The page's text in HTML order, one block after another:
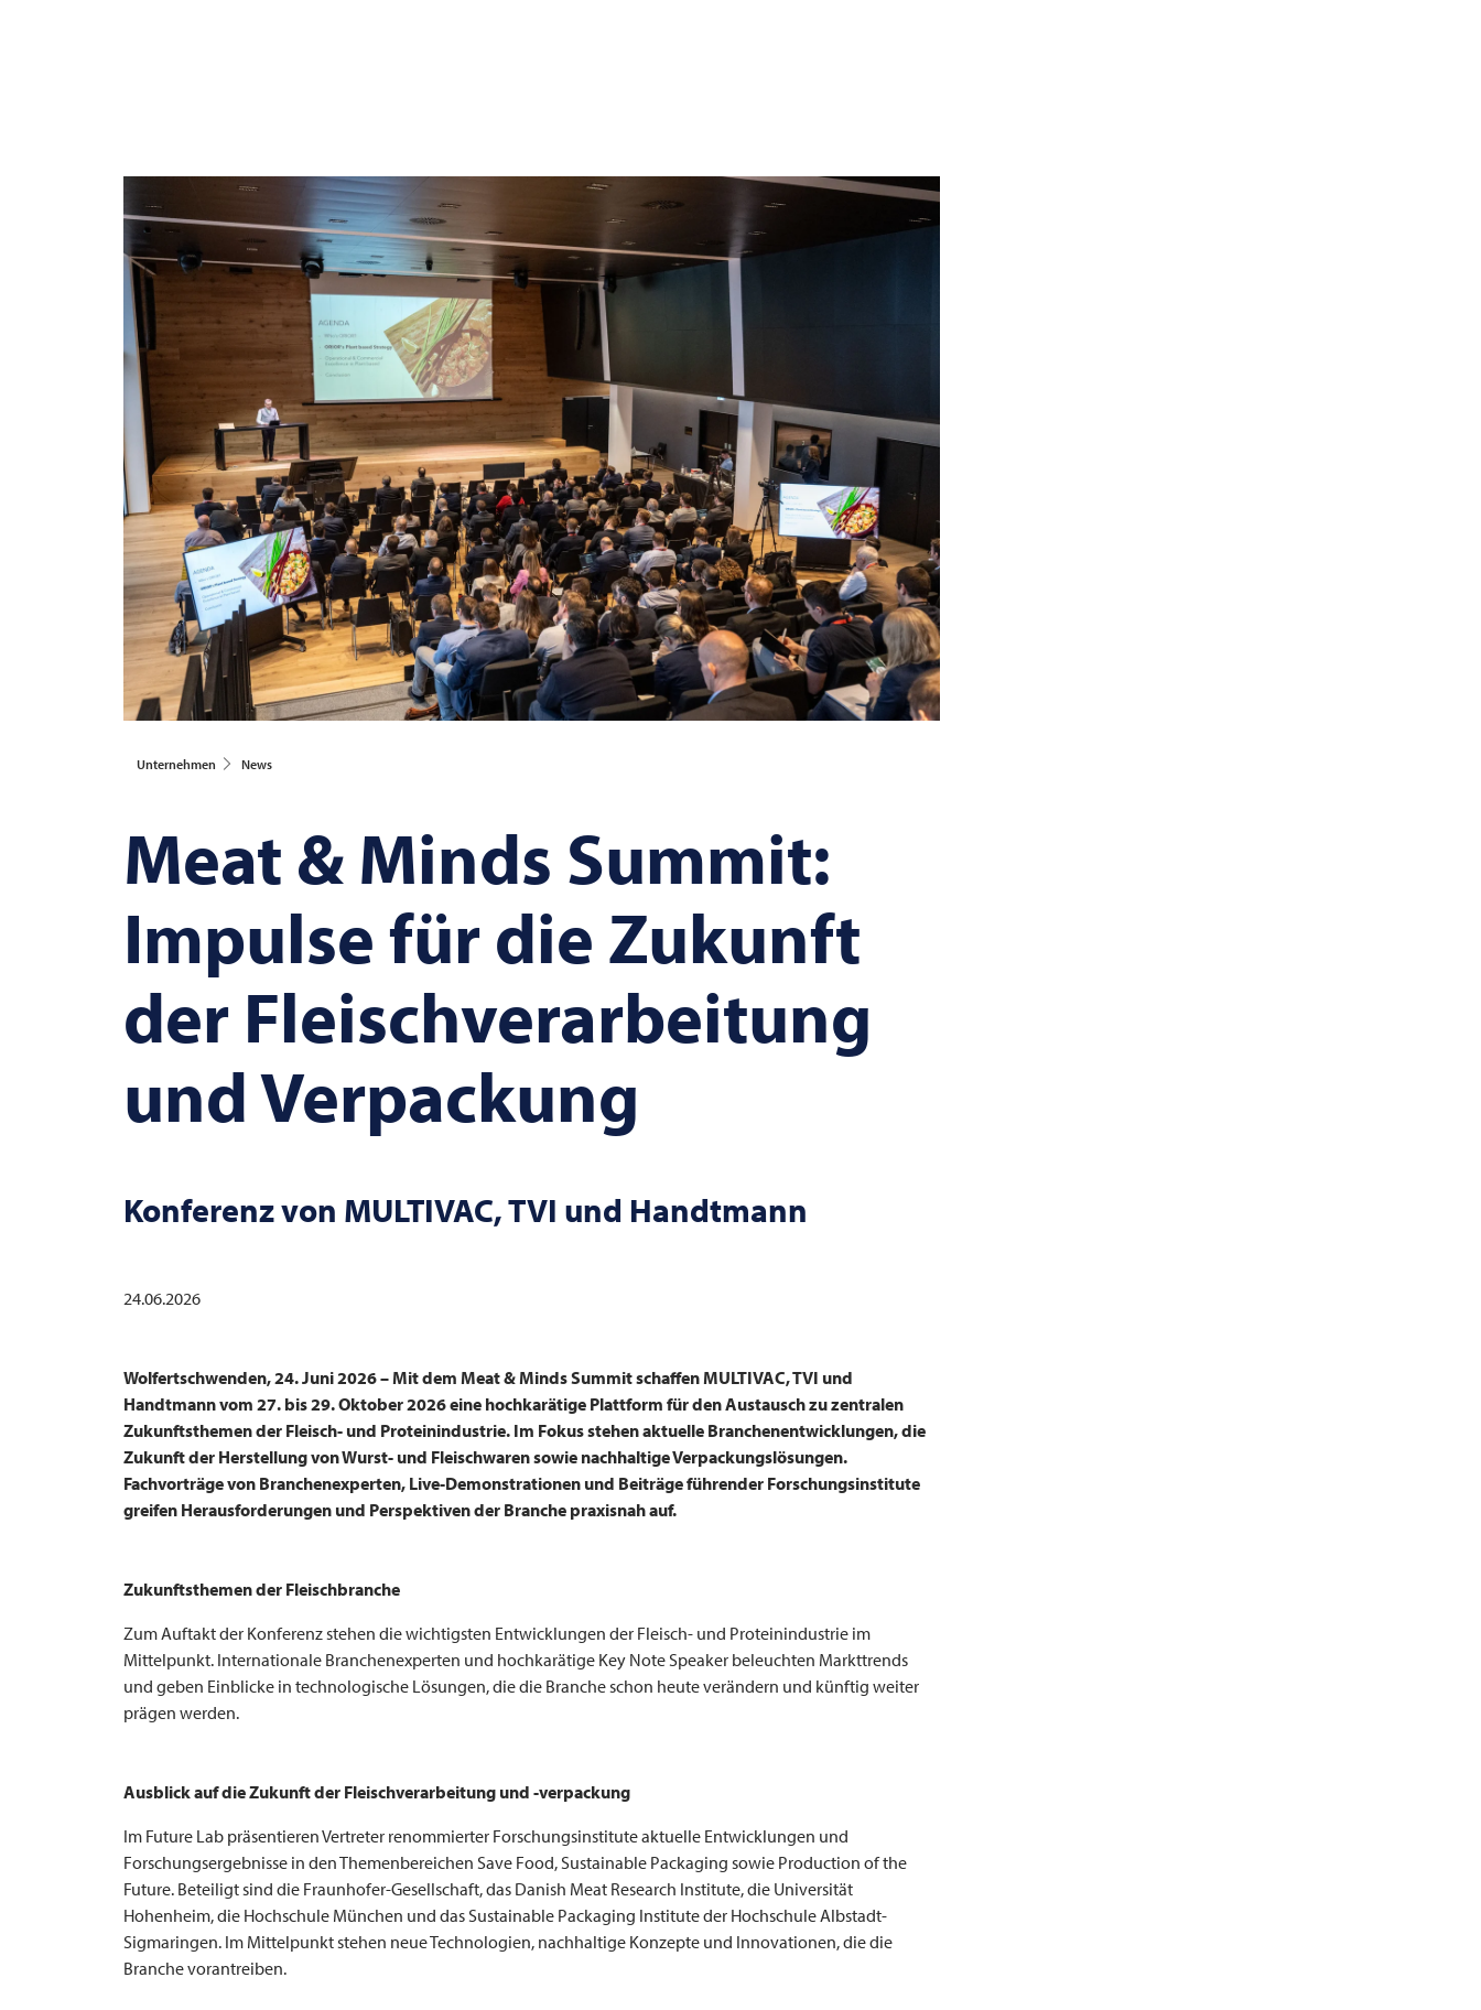
Unternehmen News
Meat & Minds Summit:
Impulse für die Zukunft
der Fleischverarbeitung
und Verpackung
Konferenz von MULTIVAC,TVI und Handtmann
24.06.2026
Wolfertschwenden, 24. Juni 2026 – Mit dem Meat & Minds Summit schaffen MULTIVAC,TVI und
Handtmann vom 27. bis 29. Oktober 2026 eine hochkarätige Plattform für den Austausch zu zentralen
Zukunftsthemen der Fleisch- und Proteinindustrie. Im Fokus stehen aktuelle Branchenentwicklungen, die
Zukunft der Herstellung von Wurst- und Fleischwaren sowie nachhaltige Verpackungslösungen.
Fachvorträge von Branchenexperten, Live-Demonstrationen und Beiträge führender Forschungsinstitute
greifen Herausforderungen und Perspektiven der Branche praxisnah auf.
Zukunftsthemen der Fleischbranche
Zum Auftakt der Konferenz stehen die wichtigsten Entwicklungen der Fleisch- und Proteinindustrie im
Mittelpunkt. Internationale Branchenexperten und hochkarätige Key Note Speaker beleuchten Markttrends
und geben Einblicke in technologische Lösungen, die die Branche schon heute verändern und künftig weiter
prägen werden.
Ausblick auf die Zukunft der Fleischverarbeitung und -verpackung
Im Future Lab präsentieren Vertreter renommierter Forschungsinstitute aktuelle Entwicklungen und
Forschungsergebnisse in den Themenbereichen Save Food, Sustainable Packaging sowie Production of the
Future. Beteiligt sind die Fraunhofer-Gesellschaft, das Danish Meat Research Institute, die Universität
Hohenheim, die Hochschule München und das Sustainable Packaging Institute der Hochschule Albstadt-
Sigmaringen. Im Mittelpunkt stehen neue Technologien, nachhaltige Konzepte und Innovationen, die die
Branche vorantreiben.